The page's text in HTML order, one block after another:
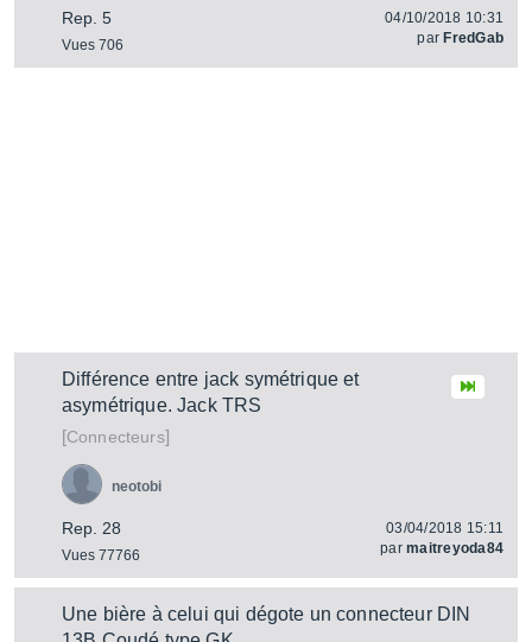
Rep. 5
Vues 706
04/10/2018 10:31
par FredGab
Différence entre jack symétrique et
asymétrique. Jack TRS
[Connecteurs]
Rep. 28
Vues 77766
neotobi
03/04/2018 15:11
parmaitreyoda84
Une bière à celui qui dégote un connecteur DIN